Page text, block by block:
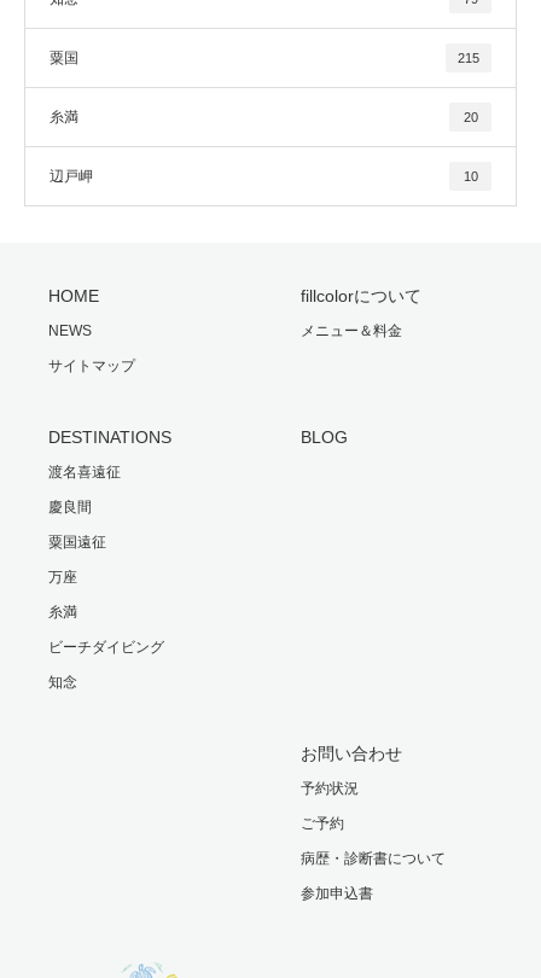
粟国 215
糸満 20
辺戸岬 10
HOME
NEWS
サイトマップ
fillcolorについて
メニュー＆料金
DESTINATIONS
渡名喜遠征
慶良間
粟国遠征
万座
糸満
ビーチダイビング
知念
BLOG
お問い合わせ
予約状況
ご予約
病歴・診断書について
参加申込書